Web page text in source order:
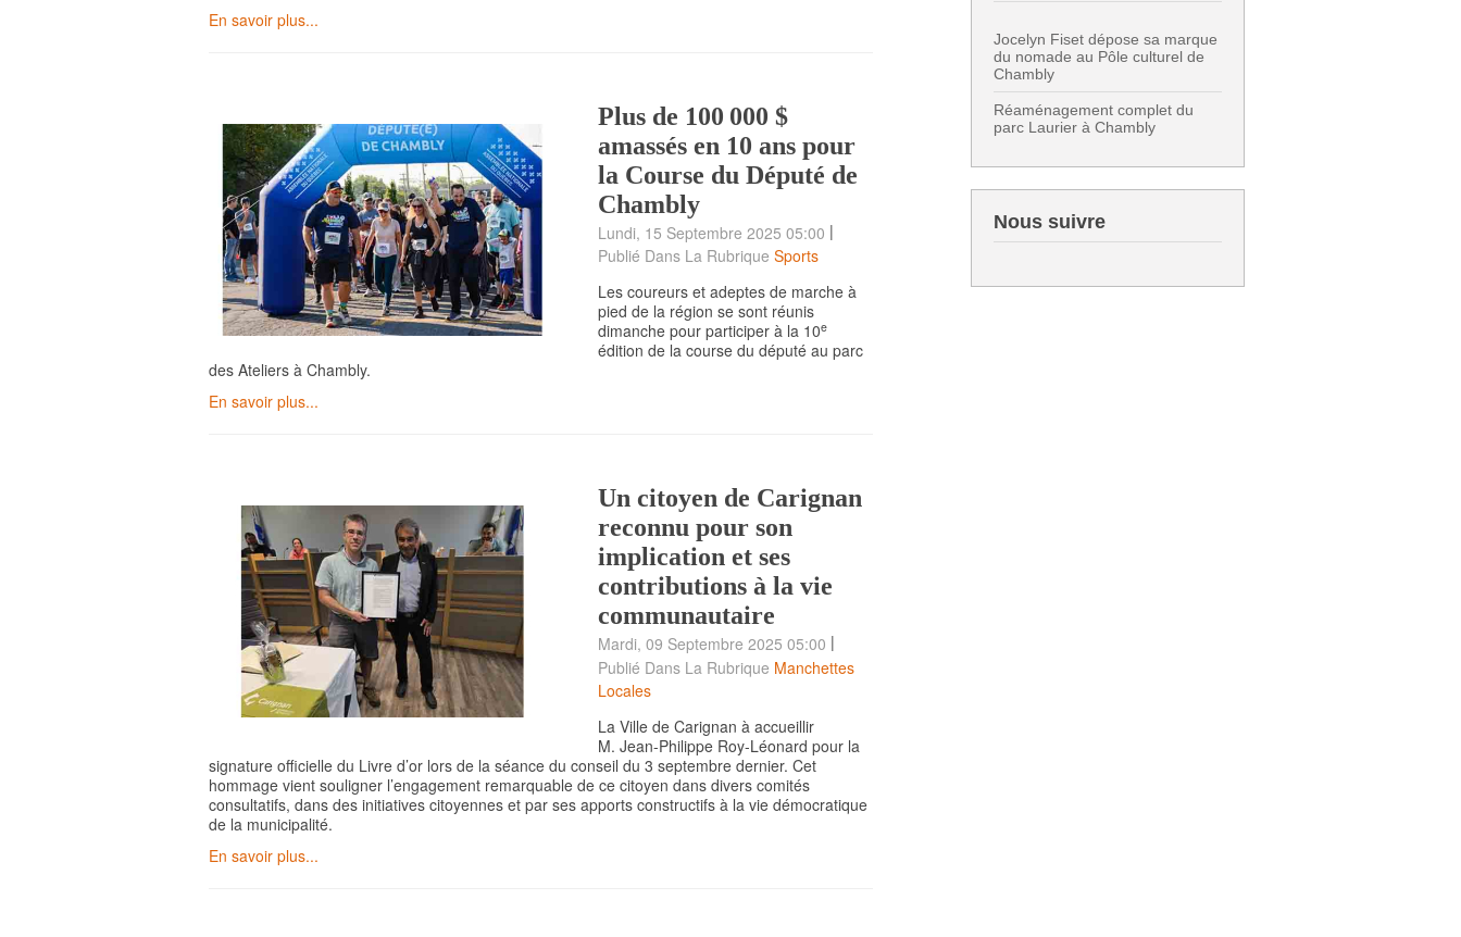
En savoir plus...
Plus de 100 000 $
amassés en 10 ans pour
la Course du Député de
Chambly
Lundi, 15 Septembre 2025 05:00 |
Publié Dans La Rubrique Sports
Les coureurs et adeptes de marche à
pied de la région se sont réunis
dimanche pour participer à la 10e
édition de la course du député au parc
des Ateliers à Chambly.
En savoir plus...
Un citoyen de Carignan
reconnu pour son
implication et ses
contributions à la vie
communautaire
Mardi, 09 Septembre 2025 05:00 |
Publié Dans La Rubrique Manchettes
Locales
La Ville de Carignan à accueillir
M. Jean-Philippe Roy-Léonard pour la
signature officielle du Livre d’or lors de la séance du conseil du 3 septembre dernier. Cet
hommage vient souligner l’engagement remarquable de ce citoyen dans divers comités
consultatifs, dans des initiatives citoyennes et par ses apports constructifs à la vie démocratique
de la municipalité.
En savoir plus...
Jocelyn Fiset dépose sa marque
du nomade au Pôle culturel de
Chambly
Réaménagement complet du
parc Laurier à Chambly
Nous suivre